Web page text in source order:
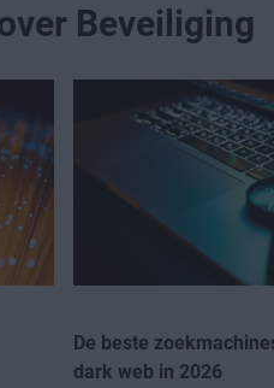
Beveiliging
De beste
dark web in 2026